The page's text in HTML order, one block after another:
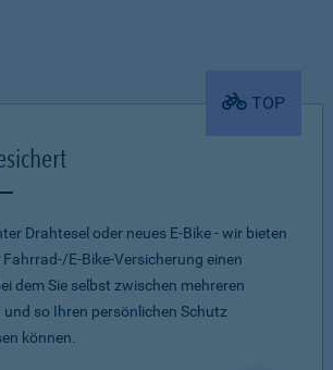
TOP
Drahtesel oder neues E-Bike - wir bieten
E-Bike-Versicherung einen
dem Sie selbst zwischen mehreren
so Ihren persönlichen Schutz
können.